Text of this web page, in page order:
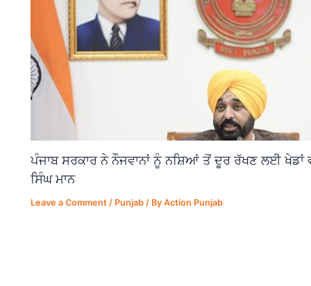
ਪੰਜਾਬ ਸਰਕਾਰ ਨੇ ਨੌਜਵਾਨਾਂ ਨੂੰ ਨਸ਼ਿਆਂ ਤੋਂ ਦੂਰ ਰੱਖਣ ਲਈ ਖੇਡਾਂ
ਸਿੰਘ ਮਾਨ
Leave a Comment / Punjab / ByAction Punjab